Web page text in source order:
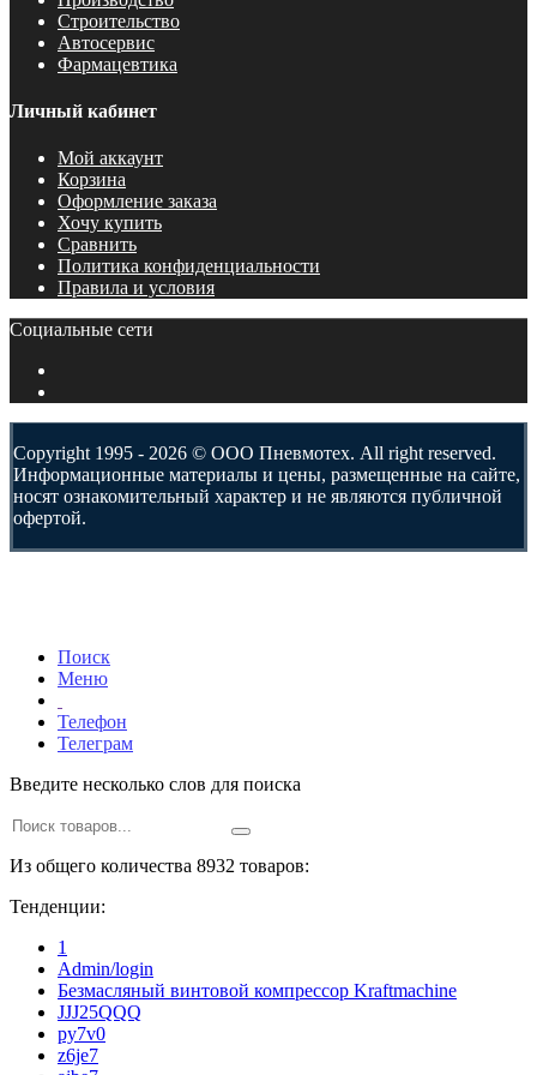
Строительство
Автосервис
Фармацевтика
Личный кабинет
Мой аккаунт
Корзина
Оформление заказа
Хочу купить
Сравнить
Политика конфиденциальности
Правила и условия
Социальные сети
Copyright 1995 - 2026 © ООО Пневмотех. All right reserved.
Информационные материалы и цены, размещенные на сайте,
носят ознакомительный характер и не являются публичной
офертой.
Поиск
Меню
Телефон
Телеграм
Введите несколько слов для поиска
Из общего количества 8932 товаров:
Тенденции:
1
Admin/login
Безмасляный винтовой компрессор Kraftmaсhine
JJJ25QQQ
py7v0
z6je7